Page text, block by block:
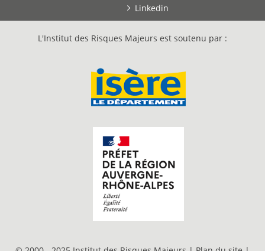
Linkedin
L'Institut des Risques Majeurs est soutenu par :